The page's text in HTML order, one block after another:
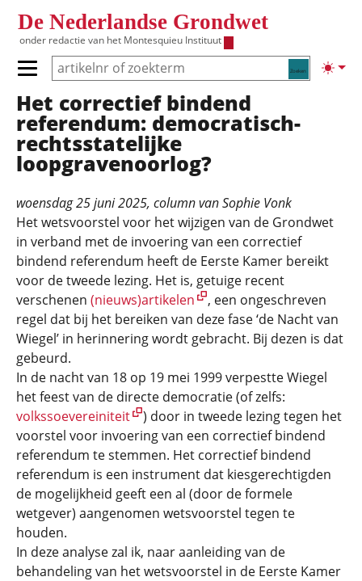
De Nederlandse Grondwet
onder redactie van het Montesquieu Instituut
Zoeken
Primair menu tonen/verbergen
Hoofdnavigatie
Het correctief bindend
referendum: democratisch-
rechtsstatelijke
loopgravenoorlog?
woensdag 25 juni 2025, column vanSophie Vonk
Het wetsvoorstel voor het wijzigen van de Grondwet
in verband met de invoering van een correctief
bindend referendum heeft de Eerste Kamer bereikt
voor de tweede lezing. Het is, getuige recent
verschenen (nieuws)artikelen
, een ongeschreven
regel dat bij het bereiken van deze fase ‘de Nacht van
Wiegel’ in herinnering wordt gebracht. Bij dezen is dat
gebeurd.
In de nacht van 18 op 19 mei 1999 verpestte Wiegel
het feest van de directe democratie (of zelfs:
volkssoevereiniteit
) door in tweede lezing tegen het
voorstel voor invoering van een correctief bindend
referendum te stemmen. Het correctief bindend
referendum is een instrument dat kiesgerechtigden
de mogelijkheid geeft een al (door de formele
wetgever) aangenomen wetsvoorstel tegen te
houden.
In deze analyse zal ik, naar aanleiding van de
behandeling van het wetsvoorstel in de Eerste Kamer